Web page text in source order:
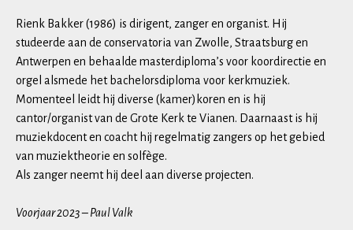
Rienk Bakker (1986) is dirigent, zanger en organist. Hij
studeerde aan de conservatoria van Zwolle, Straatsburg en
Antwerpen en behaalde masterdiploma’s voor koordirectie en
orgel alsmede het bachelorsdiploma voor kerkmuziek.
Momenteel leidt hij diverse (kamer)koren en is hij
cantor/organist van de Grote Kerk te Vianen. Daarnaast is hij
muziekdocent en coacht hij regelmatig zangers op het gebied
van muziektheorie en solfège.
Als zanger neemt hij deel aan diverse projecten.
Voorjaar 2023 – Paul Valk